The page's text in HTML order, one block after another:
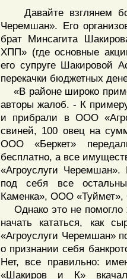
Давайте взглянем
Черемшан». Его
брат Минсагита
ХПП» (где основные
его супруге Шакировой
перекачки бюджетных
«В районе широко
авторы жалоб. - К
и прибрали в ООО
свиней, 100 овец на
ООО «Беркет»
бесплатно, а все
«Агроуслуги
под себя все
Каменка», ООО
Однако это не помогло
начать кататься, как
«Агроуслуги Черемшан»
о признании себя
Нет, все правильно:
«Шакиров и К»